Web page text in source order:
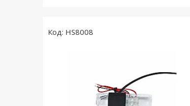
HS8008